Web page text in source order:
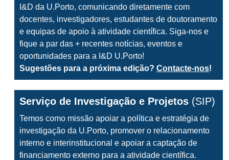
I&D da U.Porto, comunicando diretamente com
docentes, investigadores, estudantes de doutoramento
e equipas de apoio à atividade científica. Siga-nos e
fique a par das + recentes notícias, eventos e
oportunidades para a I&D U.Porto!
Sugestões para a próxima edição? Contacte-nos!
Serviço de Investigação e Projetos (SIP)
Temos como missão apoiar a política e estratégia de
investigação da U.Porto, promover o relacionamento
interno e interinstitucional e apoiar a captação de
financiamento externo para a atividade científica.